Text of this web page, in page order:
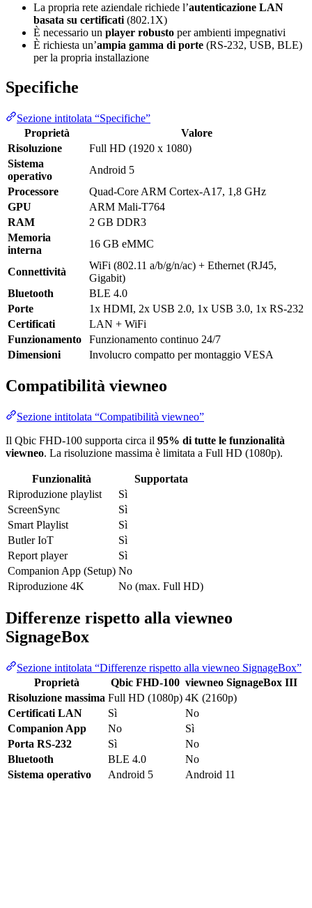
La propria rete aziendale richiede l’autenticazione LAN
basata su certificati (802.1X)
È necessario un player robusto per ambienti impegnativi
È richiesta un’ampia gamma di porte (RS-232, USB, BLE)
per la propria installazione
Specifiche
Sezione intitolata “Specifiche”
Proprietà
Valore
Risoluzione
Full HD (1920 x 1080)
Sistema
operativo
Android 5
Processore
Quad-Core ARM Cortex-A17, 1,8 GHz
GPU
ARM Mali-T764
RAM
2 GB DDR3
Memoria
interna
16 GB eMMC
Connettività
WiFi (802.11 a/b/g/n/ac) + Ethernet (RJ45,
Gigabit)
Bluetooth
BLE 4.0
Porte
1x HDMI, 2x USB 2.0, 1x USB 3.0, 1x RS-232
Certificati
LAN + WiFi
Funzionamento
Funzionamento continuo 24/7
Dimensioni
Involucro compatto per montaggio VESA
Compatibilità viewneo
Sezione intitolata “Compatibilità viewneo”
Il Qbic FHD-100 supporta circa il 95% di tutte le funzionalità
viewneo. La risoluzione massima è limitata a Full HD (1080p).
Funzionalità
Supportata
Riproduzione playlist
Sì
ScreenSync
Sì
Smart Playlist
Sì
Butler IoT
Sì
Report player
Sì
Companion App (Setup) No
Riproduzione 4K
No (max. Full HD)
Differenze rispetto alla viewneo
SignageBox
Sezione intitolata “Differenze rispetto alla viewneo SignageBox”
Proprietà
Qbic FHD-100 viewneo SignageBox III
Risoluzione massima Full HD (1080p) 4K (2160p)
Certificati LAN
Sì
No
Companion App
No
Sì
Porta RS-232
Sì
No
Bluetooth
BLE 4.0
No
Sistema operativo
Android 5 Android 11